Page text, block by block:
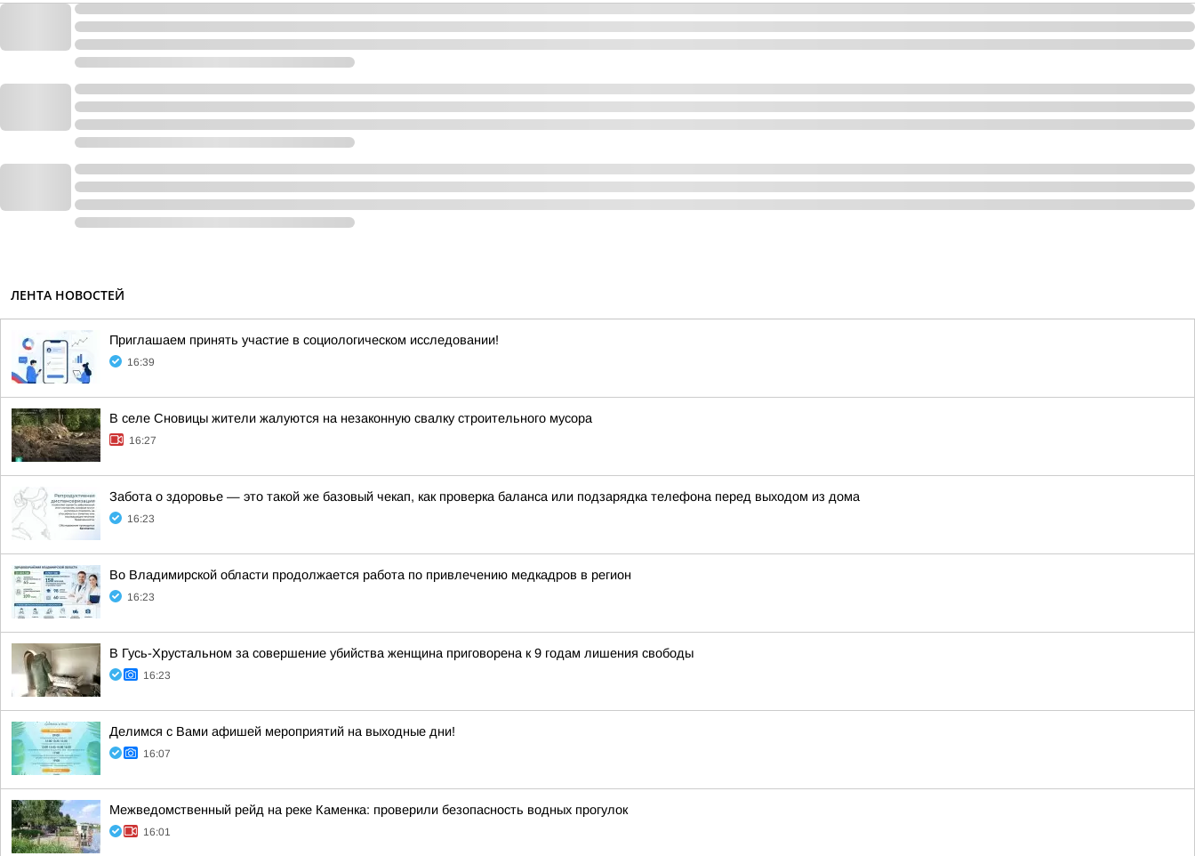
ЛЕНТА НОВОСТЕЙ
Приглашаем принять участие в социологическом исследовании!
16:39
В селе Сновицы жители жалуются на незаконную свалку строительного мусора
16:27
Забота о здоровье — это такой же базовый чекап, как проверка баланса или подзарядка телефона перед выходом из дома
16:23
Во Владимирской области продолжается работа по привлечению медкадров в регион
16:23
В Гусь-Хрустальном за совершение убийства женщина приговорена к 9 годам лишения свободы
16:23
Делимся с Вами афишей мероприятий на выходные дни!
16:07
Межведомственный рейд на реке Каменка: проверили безопасность водных прогулок
16:01